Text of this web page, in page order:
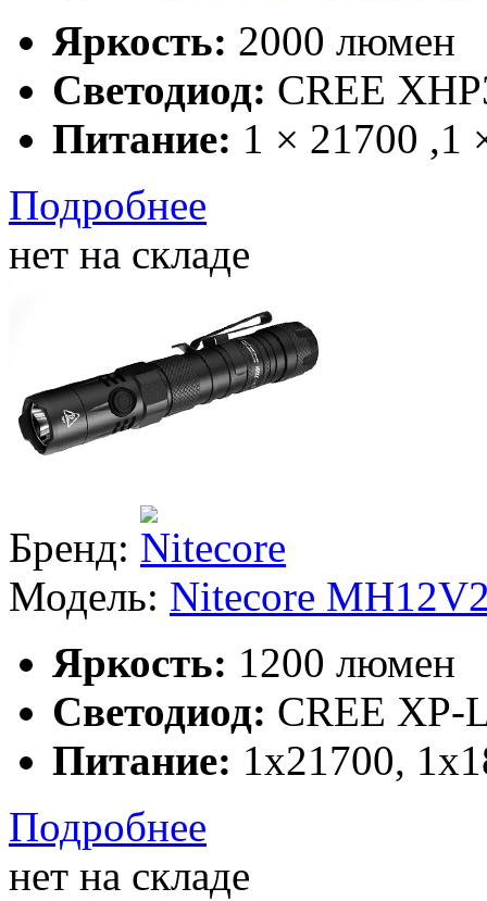
Яркость: 2000 люмен
Светодиод: CREE
Питание: 1 × 21700 ,1
Подробнее
нет на складе
Бренд:
Модель: Nitecore
Яркость: 1200 люмен
Светодиод: CREE XP-
Питание: 1x21700,
Подробнее
нет на складе